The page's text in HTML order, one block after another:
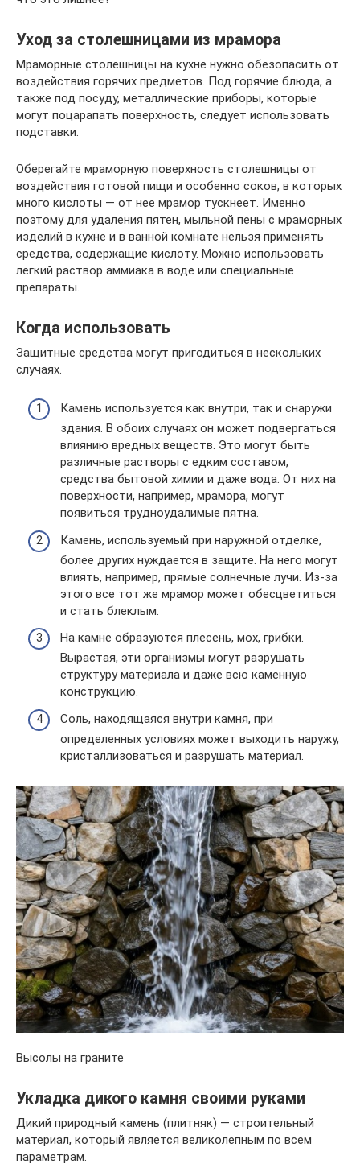
Уход за столешницами из мрамора
Мраморные столешницы на кухне нужно обезопасить от
воздействия горячих предметов. Под горячие блюда, а
также под посуду, металлические приборы, которые
могут поцарапать поверхность, следует использовать
подставки.
Оберегайте мраморную поверхность столешницы от
воздействия готовой пищи и особенно соков, в которых
много кислоты — от нее мрамор тускнеет. Именно
поэтому для удаления пятен, мыльной пены с мраморных
изделий в кухне и в ванной комнате нельзя применять
средства, содержащие кислоту. Можно использовать
легкий раствор аммиака в воде или специальные
препараты.
Когда использовать
Защитные средства могут пригодиться в нескольких
случаях.
Камень используется как внутри, так и снаружи
здания. В обоих случаях он может подвергаться
влиянию вредных веществ. Это могут быть
различные растворы с едким составом,
средства бытовой химии и даже вода. От них на
поверхности, например, мрамора, могут
появиться трудноудалимые пятна.
Камень, используемый при наружной отделке,
более других нуждается в защите. На него могут
влиять, например, прямые солнечные лучи. Из-за
этого все тот же мрамор может обесцветиться
и стать блеклым.
На камне образуются плесень, мох, грибки.
Вырастая, эти организмы могут разрушать
структуру материала и даже всю каменную
конструкцию.
Соль, находящаяся внутри камня, при
определенных условиях может выходить наружу,
кристаллизоваться и разрушать материал.
Высолы на граните
Укладка дикого камня своими руками
Дикий природный камень (плитняк) — строительный
материал, который является великолепным по всем
параметрам.